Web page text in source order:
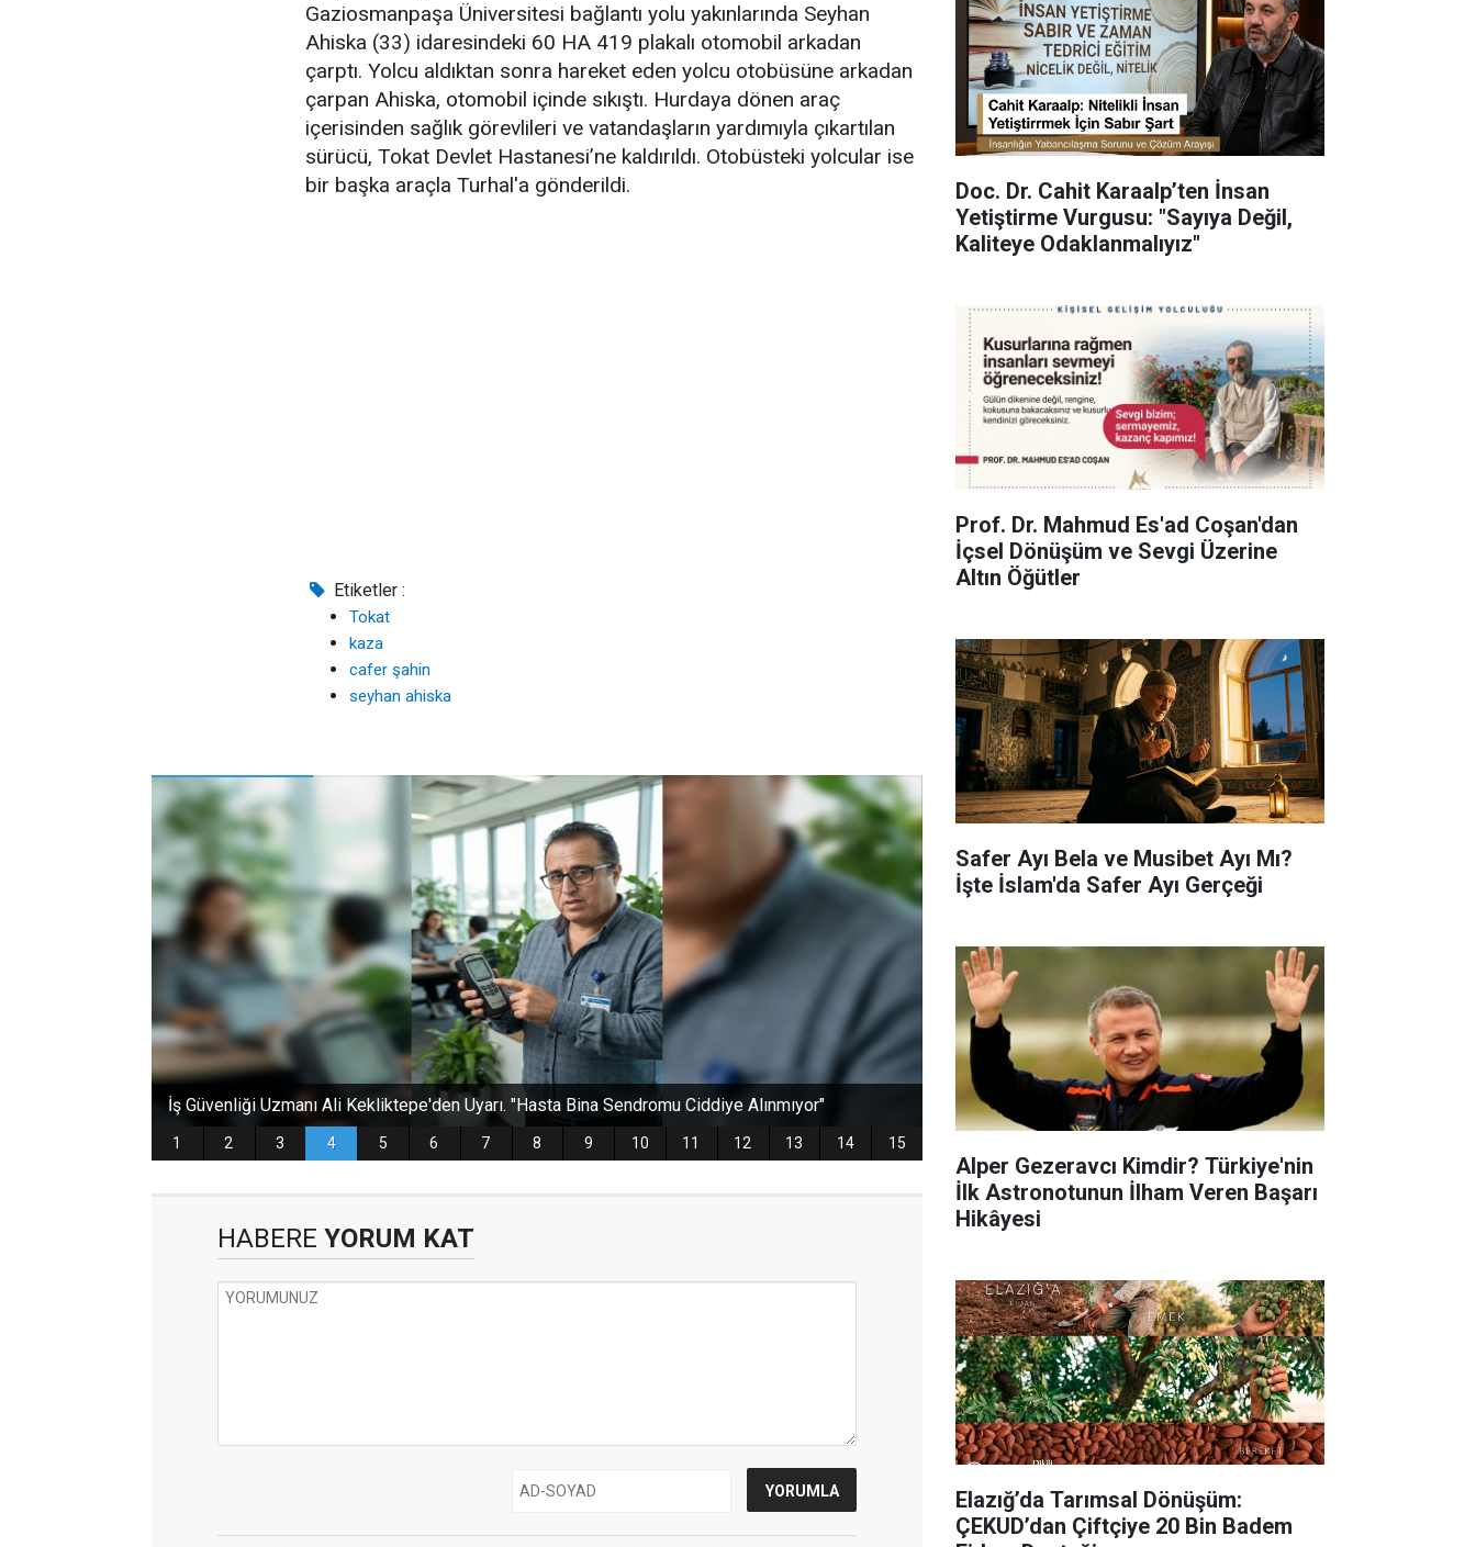
Gaziosmanpaşa Üniversitesi bağlantı yolu yakınlarında Seyhan
Ahiska (33) idaresindeki 60 HA 419 plakalı otomobil arkadan
çarptı. Yolcu aldıktan sonra hareket eden yolcu otobüsüne arkadan
çarpan Ahiska, otomobil içinde sıkıştı. Hurdaya dönen araç
içerisinden sağlık görevlileri ve vatandaşların yardımıyla çıkartılan
sürücü, Tokat Devlet Hastanesi’ne kaldırıldı. Otobüsteki yolcular ise
bir başka araçla Turhal'a gönderildi.
Etiketler :
Tokat
kaza
cafer şahin
seyhan ahiska
HABERE YORUM KAT
Doc. Dr. Cahit Karaalp’ten İnsan
Yetiştirme Vurgusu: "Sayıya Değil,
Kaliteye Odaklanmalıyız"
Prof. Dr. Mahmud Es'ad Coşan'dan
İçsel Dönüşüm ve Sevgi Üzerine
Altın Öğütler
Safer Ayı Bela ve Musibet Ayı Mı?
İşte İslam'da Safer Ayı Gerçeği
Alper Gezeravcı Kimdir? Türkiye'nin
İlk Astronotunun İlham Veren Başarı
Hikâyesi
​Elazığ’da Tarımsal Dönüşüm:
ÇEKUD’dan Çiftçiye 20 Bin Badem